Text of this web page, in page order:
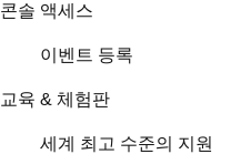
콘솔 액세스
이벤트 등록
교육 & 체험판
세계 최고 수준의 지원